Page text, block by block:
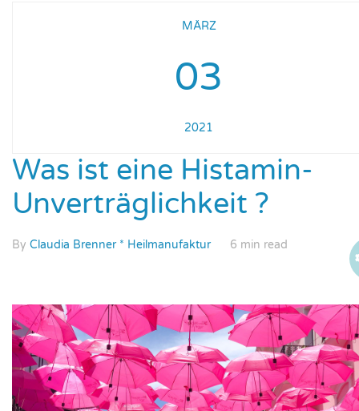
MÄRZ
03
2021
Was ist eine Histamin-
Unverträglichkeit ?
By Claudia Brenner * Heilmanufaktur 6 min read